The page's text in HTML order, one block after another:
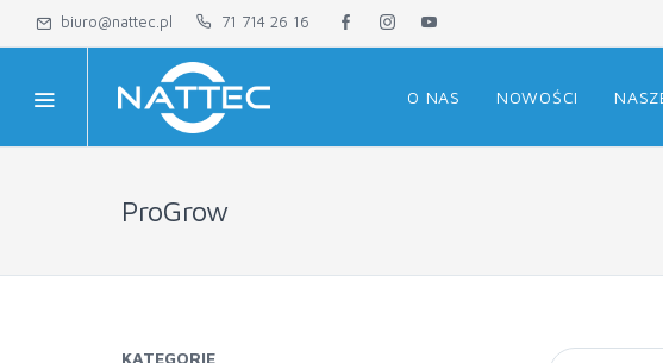
biuro@nattec.pl 71 714 26 16
O NAS NOWOŚCI
ProGrow
KATEGORIE